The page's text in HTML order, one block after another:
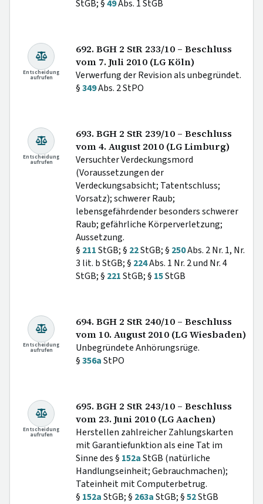
StGB; §49Abs. 1 StGB
Entscheidung
aufrufen
692. BGH 2 StR 233/10 – Beschluss
vom 7. Juli 2010 (LG Köln)
Verwerfung der Revision als unbegründet.
§349Abs. 2 StPO
Entscheidung
aufrufen
693. BGH 2 StR 239/10 – Beschluss
vom 4. August 2010 (LG Limburg)
Versuchter Verdeckungsmord
(Voraussetzungen der
Verdeckungsabsicht; Tatentschluss;
Vorsatz); schwerer Raub;
lebensgefährdender besonders schwerer
Raub; gefährliche Körperverletzung;
Aussetzung.
§ 211StGB; § 22StGB; § 250Abs. 2 Nr. 1, Nr.
3 lit. b StGB; § 224Abs. 1 Nr. 2 und Nr. 4
StGB; § 221StGB; § 15StGB
Entscheidung
aufrufen
694. BGH 2 StR 240/10 – Beschluss
vom 10. August 2010 (LG Wiesbaden)
Unbegründete Anhörungsrüge.
§356aStPO
Entscheidung
aufrufen
695. BGH 2 StR 243/10 – Beschluss
vom 23. Juni 2010 (LG Aachen)
Herstellen zahlreicher Zahlungskarten
mit Garantiefunktion als eine Tat im
Sinne des § 152aStGB (natürliche
Handlungseinheit; Gebrauchmachen);
Tateinheit mit Computerbetrug.
§ 152aStGB; § 263aStGB; §52StGB